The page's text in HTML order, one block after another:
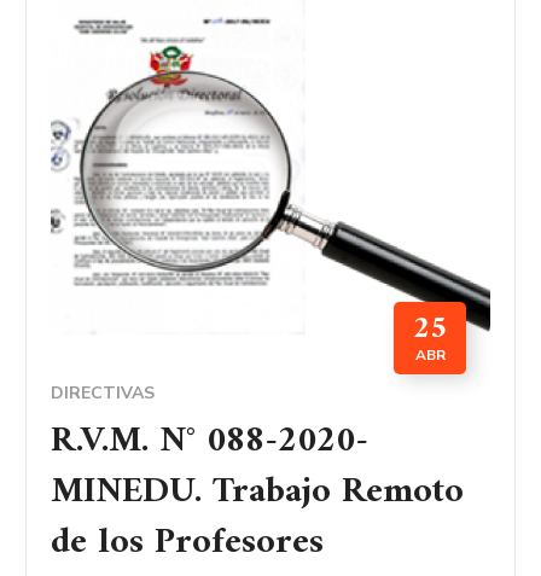
25
ABR
DIRECTIVAS
R.V.M. N° 088-2020-
MINEDU. Trabajo Remoto
de los Profesores